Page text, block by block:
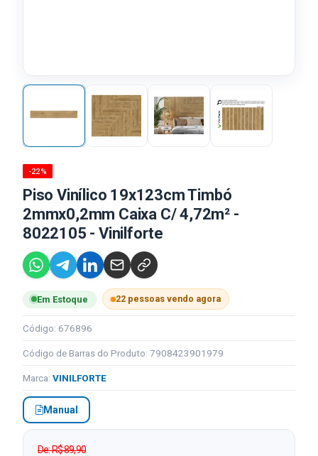
-22%
Piso Vinílico 19x123cm Timbó
2mmx0,2mm Caixa C/ 4,72m² -
8022105 - Vinilforte
Em Estoque 22 pessoas vendo agora
Código: 676896
Código de Barras do Produto: 7908423901979
Marca: VINILFORTE
Manual
De: R$ 89,90